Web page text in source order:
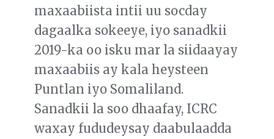
maxaabiista intii uu socday
dagaalka sokeeye, iyo sanadkii
2019-ka oo isku mar la siidaayay
maxaabiis ay kala heysteen
Puntlan iyo Somaliland.
Sanadkii la soo dhaafay, ICRC
waxay fududeysay daabulaadda